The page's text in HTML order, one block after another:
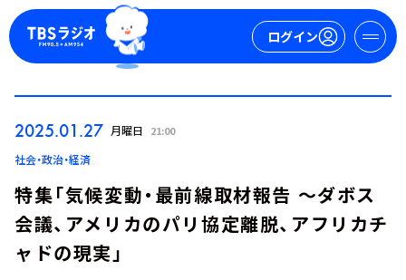
ログイン
2025.01.27 月曜日 21:00
社会・政治・経済
特集「気候変動・最前線取材報告 ～ダボス
会議、アメリカのパリ協定離脱、アフリカチ
ャドの現実」